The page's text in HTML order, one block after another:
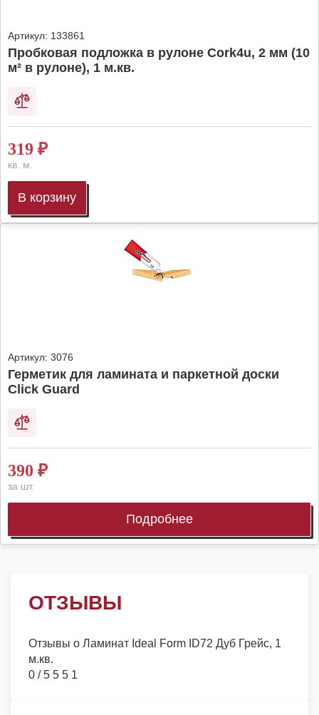
Артикул: 133861
Пробковая подложка в рулоне Cork4u, 2 мм (10
м² в рулоне), 1 м.кв.
319 ₽
кв. м.
В корзину
Артикул: 3076
Герметик для ламината и паркетной доски
Click Guard
390 ₽
за шт.
Подробнее
ОТЗЫВЫ
Отзывы о Ламинат Ideal Form ID72 Дуб Грейс, 1
м.кв.
0 /5 5 5 1